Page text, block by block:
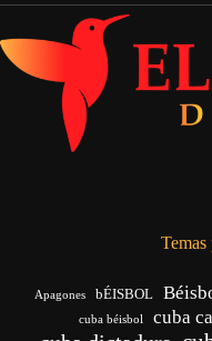
Temas
Apagones bÉISBOL
cuba béisbol cuba